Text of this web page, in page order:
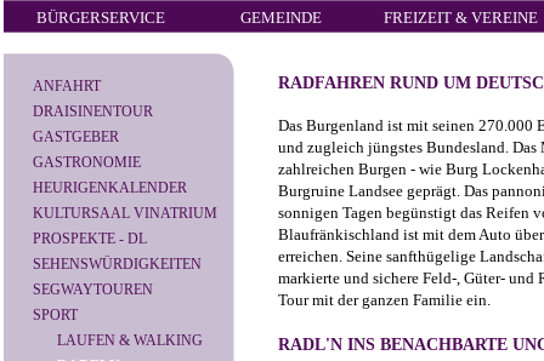
BÜRGERSERVICE GEMEINDE FREIZEIT & VEREINE
ANFAHRT
DRAISINENTOUR
GASTGEBER
GASTRONOMIE
HEURIGENKALENDER
KULTURSAAL VINATRIUM
PROSPEKTE - DL
SEHENSWÜRDIGKEITEN
SEGWAYTOUREN
SPORT
LAUFEN & WALKING
RADFAHREN RUND UM
Das Burgenland ist mit seinen 270.000
und zugleich jüngstes Bundesland.
zahlreichen Burgen - wie Burg
Burgruine Landsee geprägt. Das
sonnigen Tagen begünstigt das Reifen
Blaufränkischland ist mit dem Auto
erreichen. Seine sanfthügelige
markierte und sichere Feld-, Güter- und
Tour mit der ganzen Familie ein.
RADL'N INS BENACHBARTE